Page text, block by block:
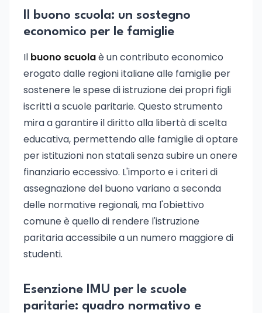
Il buono scuola: un sostegno
economico per le famiglie
Il buono scuolaè un contributo economico
erogato dalle regioni italiane alle famiglie per
sostenere le spese di istruzione dei propri figli
iscritti a scuole paritarie. Questo strumento
mira a garantire il diritto alla libertà di scelta
educativa, permettendo alle famiglie di optare
per istituzioni non statali senza subire un onere
finanziario eccessivo. L'importo e i criteri di
assegnazione del buono variano a seconda
delle normative regionali, ma l'obiettivo
comune è quello di rendere l'istruzione
paritaria accessibile a un numero maggiore di
studenti.
Esenzione IMU per le scuole
paritarie: quadro normativo e